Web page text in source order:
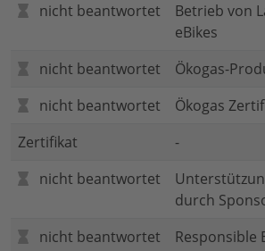
nicht beantwortet
Betrieb von
eBikes
nicht beantwortet
Ökogas-
nicht beantwortet
Ökogas
Zertifikat
-
nicht beantwortet
durch
nicht beantwortet
Responsible